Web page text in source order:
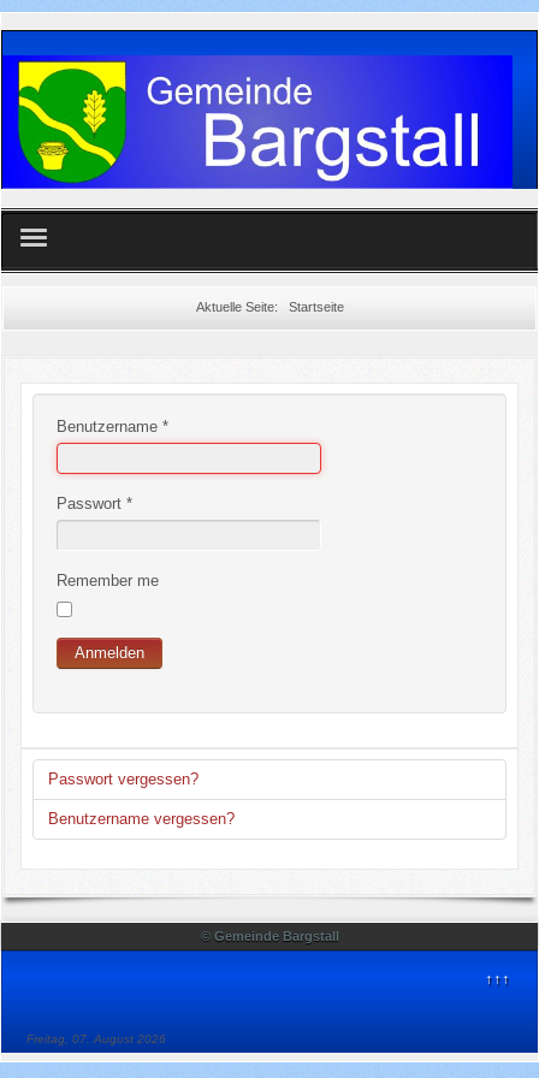
Vereine
Feuerwehr
Bekanntmachungen
Aktuelle Seite: Startseite
Benutzername*
Passwort*
Remember me
Anmelden
Passwort vergessen?
Benutzername vergessen?
© Gemeinde Bargstall
↑↑↑
Freitag, 07. August 2026